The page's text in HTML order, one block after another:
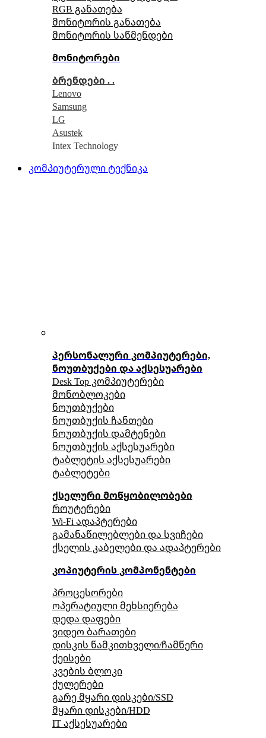
RGB განათება
მონიტორის განათება
მონიტორის საწმენდები
მონიტორები
ბრენდები . .
Lenovo
Samsung
LG
Asustek
Intex Technology
კომპიუტერული ტექნიკა
პერსონალური კომპიუტერები,
ნოუთბუქები და აქსესუარები
Desk Top კომპიუტერები
მონობლოკები
ნოუთბუქები
ნოუთბუქის ჩანთები
ნოუთბუქის დამტენები
ნოუთბუქის აქსესუარები
ტაბლეტის აქსესუარები
ტაბლეტები
ქსელური მოწყობილობები
როუტერები
Wi-Fi ადაპტერები
გამანაწილებლები და სვიჩები
ქსელის კაბელები და ადაპტერები
კოპიუტერის კომპონენტები
პროცესორები
ოპერატიული მეხსიერება
დედა დაფები
ვიდეო ბარათები
დისკის წამკითხველი/ჩამწერი
ქეისები
კვების ბლოკი
ქულერები
გარე მყარი დისკები/SSD
მყარი დისკები/HDD
IT აქსესუარები